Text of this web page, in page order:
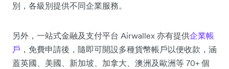
別，各級別提供不同企業服務。
另外，一站式金融及支付平台 Airwallex 亦有提供企業帳
戶 ，免費申請後，隨即可開設多種貨幣帳戶以便收款，涵
蓋英國、美國、新加坡、加拿大、澳洲及歐洲等 70+ 個